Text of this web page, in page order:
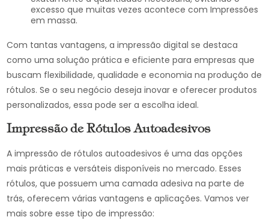
excesso que muitas vezes acontece com Impressões
em massa.
Com tantas vantagens, a impressão digital se destaca
como uma solução prática e eficiente para empresas que
buscam flexibilidade, qualidade e economia na produção de
rótulos. Se o seu negócio deseja inovar e oferecer produtos
personalizados, essa pode ser a escolha ideal.
Impressão de Rótulos Autoadesivos
A impressão de rótulos autoadesivos é uma das opções
mais práticas e versáteis disponíveis no mercado. Esses
rótulos, que possuem uma camada adesiva na parte de
trás, oferecem várias vantagens e aplicações. Vamos ver
mais sobre esse tipo de impressão: